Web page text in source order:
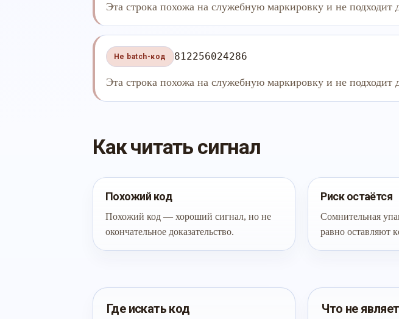
Эта строка похожа на служебную маркировку и не подходит
Не batch-код 812256024286
Эта строка похожа на служебную маркировку и не подходит
Как читать сигнал
Похожий код
Похожий код — хороший сигнал, но не
окончательное доказательство.
Риск остаётся
Сомнительная
равно оставляют
Где искать код Что не